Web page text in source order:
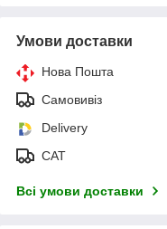
Умови доставки
Нова Пошта
Самовивіз
Delivery
САТ
Всі умови доставки